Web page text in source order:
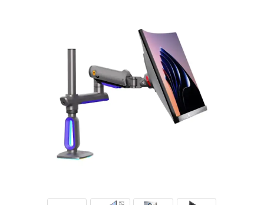
OPPO Reno16
Apple Watch S11 Ốp lưng Pitaka
Osmo Pocket 4 Ốp lưng Apple
Loa Marshall